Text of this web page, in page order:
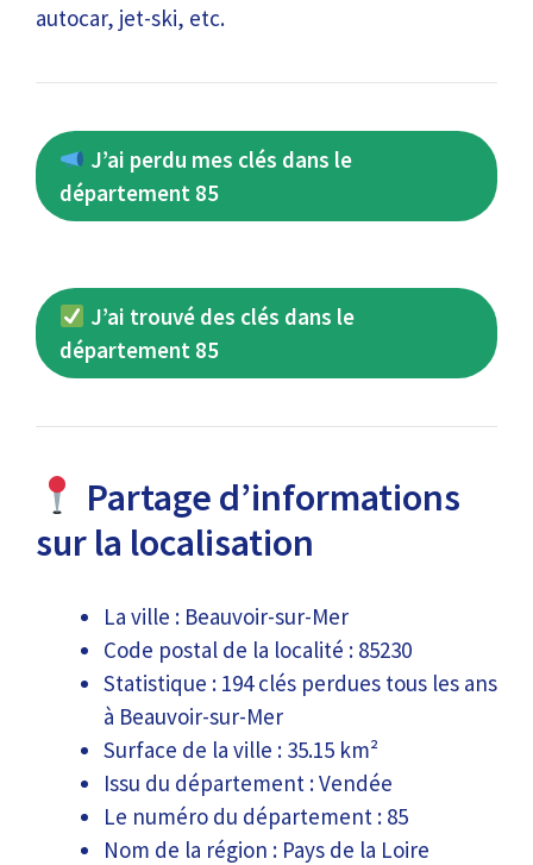
autocar, jet-ski, etc.
J’ai perdu mes clés dans le
département 85
J’ai trouvé des clés dans le
département 85
Partage d’informations
sur la localisation
La ville : Beauvoir-sur-Mer
Code postal de la localité : 85230
Statistique : 194 clés perdues tous les ans
à Beauvoir-sur-Mer
Surface de la ville : 35.15 km²
Issu du département : Vendée
Le numéro du département : 85
Nom de la région : Pays de la Loire